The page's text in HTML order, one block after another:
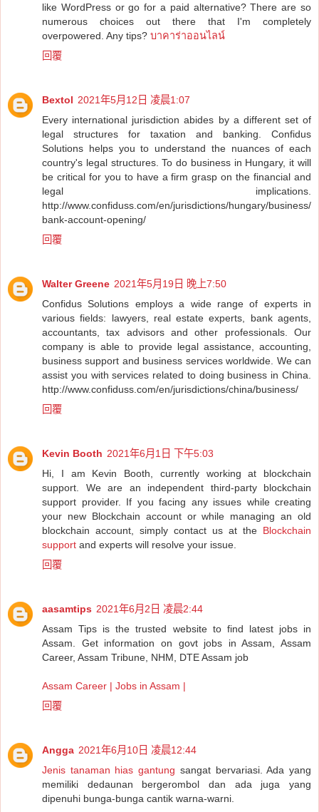
like WordPress or go for a paid alternative? There are so
numerous choices out there that I'm completely
overpowered. Any tips? บาคาร่าออนไลน์
回覆
Bextol 2021年5月12日 凌晨1:07
Every international jurisdiction abides by a different set of
legal structures for taxation and banking. Confidus
Solutions helps you to understand the nuances of each
country's legal structures. To do business in Hungary, it will
be critical for you to have a firm grasp on the financial and
legal implications.
http://www.confiduss.com/en/jurisdictions/hungary/business/
bank-account-opening/
回覆
Walter Greene 2021年5月19日 晚上7:50
Confidus Solutions employs a wide range of experts in
various fields: lawyers, real estate experts, bank agents,
accountants, tax advisors and other professionals. Our
company is able to provide legal assistance, accounting,
business support and business services worldwide. We can
assist you with services related to doing business in China.
http://www.confiduss.com/en/jurisdictions/china/business/
回覆
Kevin Booth 2021年6月1日 下午5:03
Hi, I am Kevin Booth, currently working at blockchain
support. We are an independent third-party blockchain
support provider. If you facing any issues while creating
your new Blockchain account or while managing an old
blockchain account, simply contact us at the Blockchain
support and experts will resolve your issue.
回覆
aasamtips 2021年6月2日 凌晨2:44
Assam Tips is the trusted website to find latest jobs in
Assam. Get information on govt jobs in Assam, Assam
Career, Assam Tribune, NHM, DTE Assam job
Assam Career | Jobs in Assam |
回覆
Angga 2021年6月10日 凌晨12:44
Jenis tanaman hias gantung sangat bervariasi. Ada yang
memiliki dedaunan bergerombol dan ada juga yang
dipenuhi bunga-bunga cantik warna-warni.